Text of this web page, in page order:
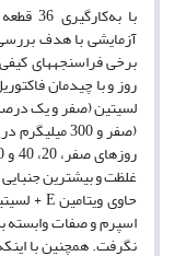
(صفر و 300
غلظت و بیشترین
اسپرم و صفات وابسته
نگرفت. همچنین با